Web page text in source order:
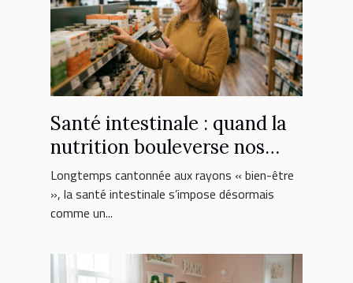
Santé intestinale : quand la
nutrition bouleverse nos
choix de suppléments
Longtemps cantonnée aux rayons « bien-être
», la santé intestinale s’impose désormais
comme un...